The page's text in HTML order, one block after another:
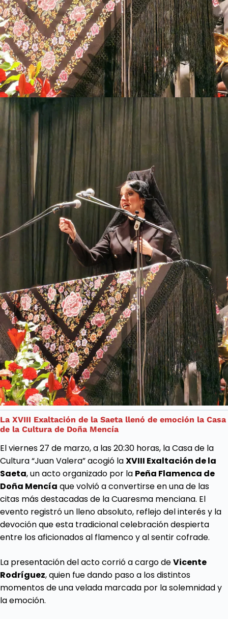
La XVIII Exaltación de la Saeta llenó de emoción la Casa
de la Cultura de Doña Mencía
El viernes 27 de marzo, a las 20:30 horas, la Casa de la
Cultura “Juan Valera” acogió laXVIII Exaltación de la
Saeta, un acto organizado por la Peña Flamenca de
Doña Mencía que volvió a convertirse en una de las
citas más destacadas de la Cuaresma menciana. El
evento registró un lleno absoluto, reflejo del interés y la
devoción que esta tradicional celebración despierta
entre los aficionados al flamenco y al sentir cofrade.
La presentación del acto corrió a cargo deVicente
Rodríguez, quien fue dando paso a los distintos
momentos de una velada marcada por la solemnidad y
la emoción.